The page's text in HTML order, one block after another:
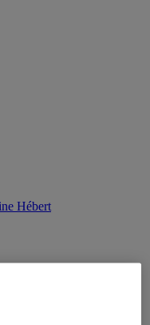
Hébert